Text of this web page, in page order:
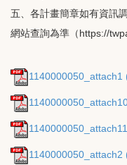
五、各計畫簡章如有資訊
網站查詢為準（https://
1140000050_attach1
1140000050_attach2